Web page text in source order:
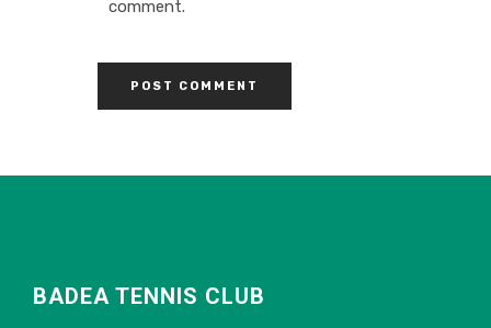
comment.
BADEA TENNIS CLUB